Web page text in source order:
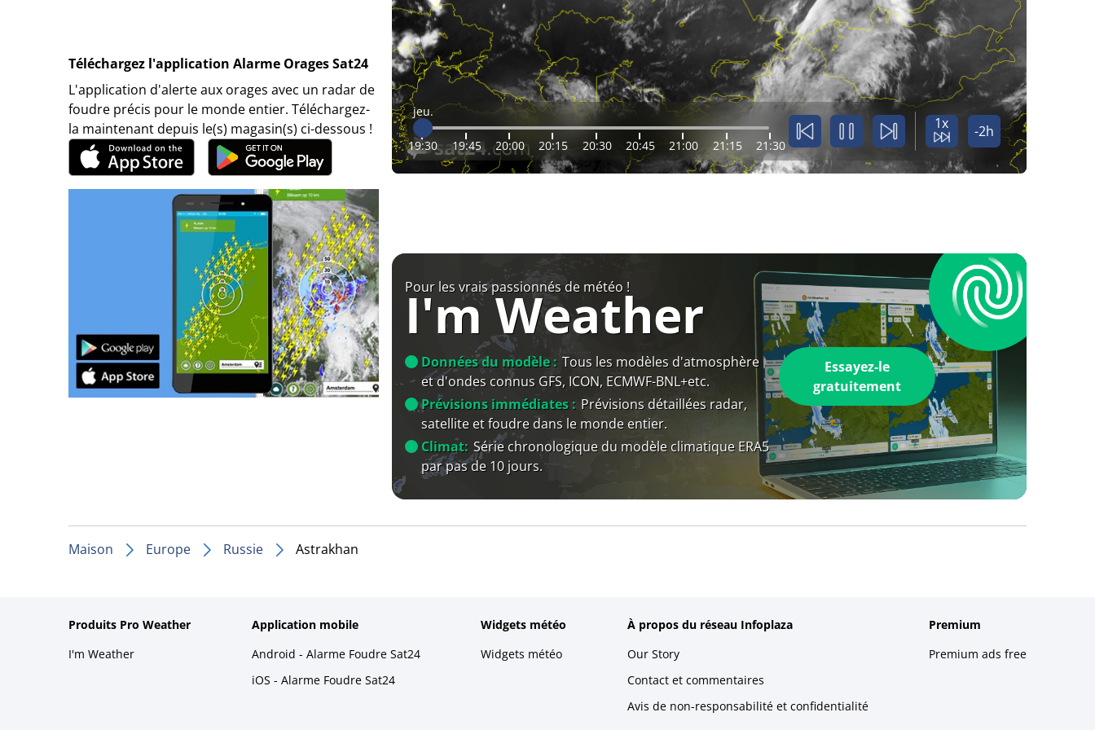
Téléchargez l'application Alarme Orages Sat24
L'application d'alerte aux orages avec un radar de
foudre précis pour le monde entier. Téléchargez-
la maintenant depuis le(s) magasin(s) ci-dessous !
jeu.
19:30 19:45 20:00 20:15 20:30 20:45 21:00 21:15 21:30
1x -2h
Pour les vrais passionnés de météo !
I'm Weather
Données du modèle : Tous les modèles d'atmosphère
et d'ondes connus GFS, ICON, ECMWF-BNL+etc.
Prévisions immédiates : Prévisions détaillées radar,
satellite et foudre dans le monde entier.
Climat: Série chronologique du modèle climatique ERA5
par pas de 10 jours.
Essayez-le
gratuitement
Maison Europe Russie Astrakhan
Produits Pro Weather
I'm Weather
Application mobile
Android - Alarme Foudre Sat24
iOS - Alarme Foudre Sat24
Widgets météo
Widgets météo
À propos du réseau Infoplaza
Our Story
Contact et commentaires
Avis de non-responsabilité et confidentialité
Premium
Premium ads free